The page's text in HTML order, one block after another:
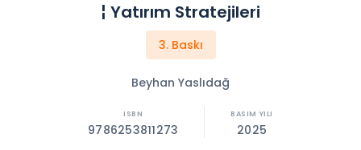
¦ Yatırım Stratejileri
3. Baskı
Beyhan Yaslıdağ
9786253811273 2025